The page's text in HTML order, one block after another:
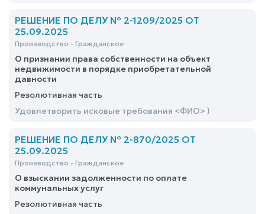
по <дата> в размере 10537,93 руб
РЕШЕНИЕ ПО ДЕЛУ № 2-1209/2025 ОТ
25.09.2025
Производство - Гражданское
О признании права собственности на объект
недвижимости в порядке приобретательной
давности
Резолютивная часть
Удовлетворить исковые требования <ФИО> )
РЕШЕНИЕ ПО ДЕЛУ № 2-870/2025 ОТ
25.09.2025
Производство - Гражданское
О взыскании задолженности по оплате
коммунальных услуг
Резолютивная часть